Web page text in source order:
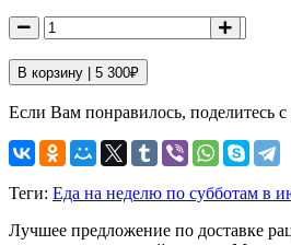
В корзину | 5 300₽
Если Вам понравилось, поделитесь с
Теги: Еда на неделю по субботам в
Лучшее предложение по доставке